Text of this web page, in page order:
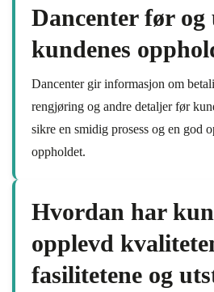
Dancenter før og
kundenes
Dancenter gir informasjon om
rengjøring og andre detaljer før
sikre en smidig prosess og en god
oppholdet.
Hvordan har
opplevd
fasilitetene og